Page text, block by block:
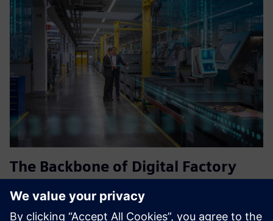
The Backbone of Digital Factory
Integration_BFC Gateway
O Siemens BFC Gateway permite uma integração perfeita